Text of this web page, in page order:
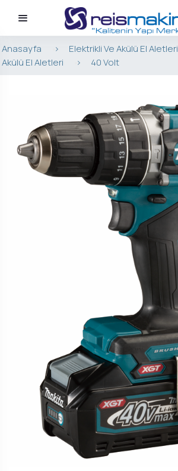
Anasayfa > Elektrikli Ve Akülü El Aletleri
Akülü El Aletleri
> 40 Volt